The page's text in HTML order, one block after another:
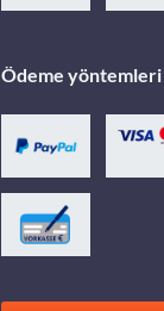
Ödeme yöntemleri